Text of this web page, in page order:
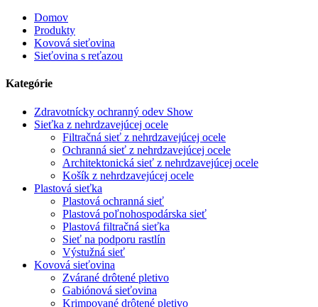
Domov
Produkty
Kovová sieťovina
Sieťovina s reťazou
Kategórie
Zdravotnícky ochranný odev Show
Sieťka z nehrdzavejúcej ocele
Filtračná sieť z nehrdzavejúcej ocele
Ochranná sieť z nehrdzavejúcej ocele
Architektonická sieť z nehrdzavejúcej ocele
Košík z nehrdzavejúcej ocele
Plastová sieťka
Plastová ochranná sieť
Plastová poľnohospodárska sieť
Plastová filtračná sieťka
Sieť na podporu rastlín
Výstužná sieť
Kovová sieťovina
Zvárané drôtené pletivo
Gabiónová sieťovina
Krimpované drôtené pletivo